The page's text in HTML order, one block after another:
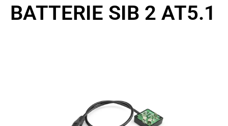
BATTERIE SIB 2 AT5.1